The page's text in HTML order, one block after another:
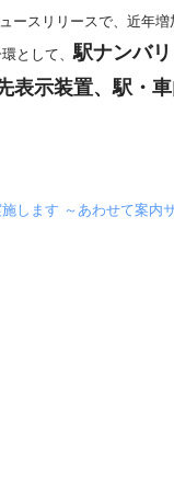
ースリリースで、近年
として、駅ナンバ
表示装置、駅・
します ～あわせて案内